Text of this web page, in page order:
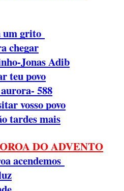
um grito
chegar
Jonas Adib
teu povo
588
vosso povo
tardes mais
DO ADVENTO
acendemos